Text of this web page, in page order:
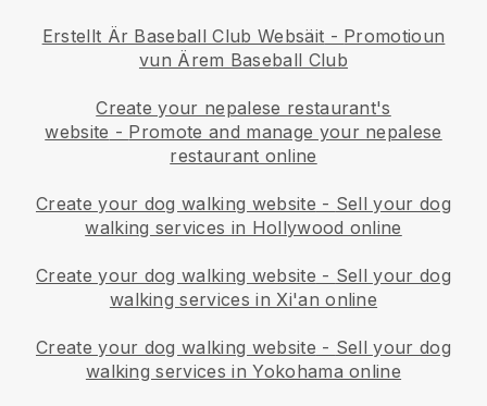
Erstellt Är Baseball Club Websäit - Promotioun
vun Ärem Baseball Club
Create your nepalese restaurant's
website - Promote and manage your nepalese
restaurant online
Create your dog walking website - Sell your dog
walking services in Hollywood online
Create your dog walking website - Sell your dog
walking services in Xi'an online
Create your dog walking website - Sell your dog
walking services in Yokohama online